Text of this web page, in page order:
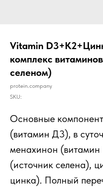
Vitamin
комплекс
селеном)
protein.company
SKU:
Основные
(витамин Д3), в
менахинон (витамин
(источник селена),
цинка). Полный